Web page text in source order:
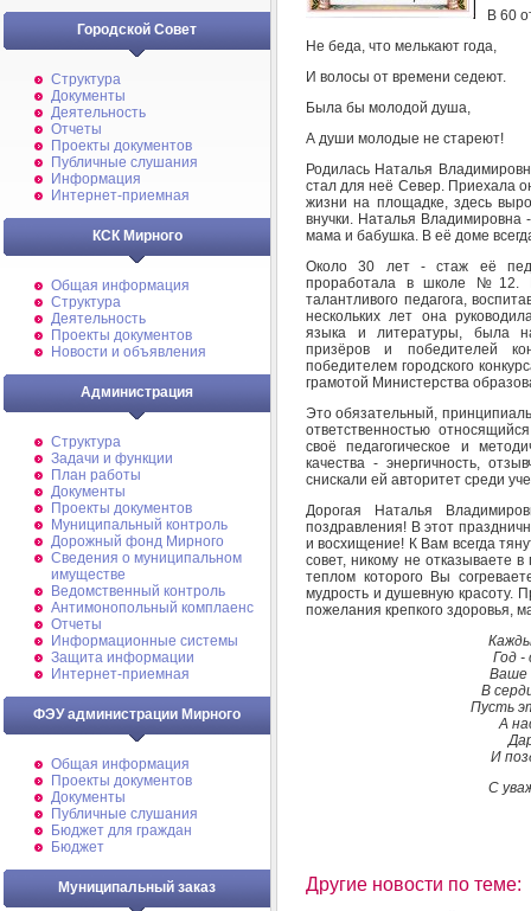
Городской Совет
Структура
Документы
Деятельность
Отчеты
Проекты документов
Публичные слушания
Информация
Интернет-приемная
КСК Мирного
Общая информация
Структура
Деятельность
Проекты документов
Новости и объявления
Администрация
Структура
Задачи и функции
План работы
Документы
Проекты документов
Муниципальный контроль
Дорожный фонд Мирного
Cведения о муниципальном
имуществе
Ведомственный контроль
Антимонопольный комплаенс
Отчеты
Информационные системы
Защита информации
Интернет-приемная
ФЭУ администрации Мирного
Общая информация
Проекты документов
Документы
Публичные слушания
Бюджет для граждан
Бюджет
Муниципальный заказ
В 60
Не беда, что мелькают года,
И волосы от времени седеют.
Была бы молодой душа,
А души молодые не стареют!
Родилась Наталья
стал для неё Север. Приехала
жизни на площадке, здесь
внучки. Наталья Владимировна
мама и бабушка. В её доме
Около 30 лет - стаж её
проработала в школе №12.
талантливого педагога,
нескольких лет она
языка и литературы, была
призёров и победителей
победителем городского
грамотой Министерства
Это обязательный,
ответственностью
своё педагогическое и
качества - энергичность,
снискали ей авторитет среди
Дорогая Наталья
поздравления! В этот
и восхищение! К Вам всегда
совет, никому не отказываете
теплом которого Вы
мудрость и душевную красоту.
пожелания крепкого здоровья,
Год -
Ваше
В
Пусть
А
И
С
Другие новости по теме: